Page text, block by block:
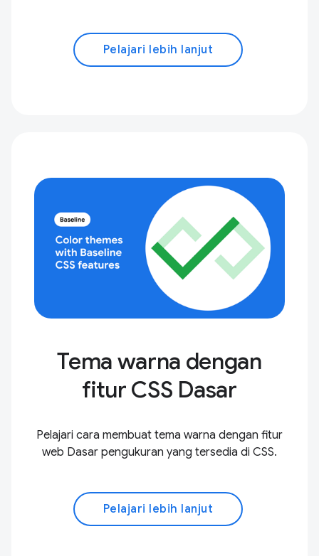
Pelajari lebih lanjut
Tema warna dengan
fitur CSS Dasar
Pelajari cara membuat tema warna dengan fitur
web Dasar pengukuran yang tersedia di CSS.
Pelajari lebih lanjut